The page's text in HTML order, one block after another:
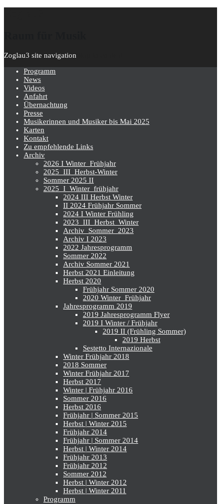
Zoglau3 site navigation
Programm
News
Videos
Anfahrt
Übernachtung
Presse
Musikerinnen und Musiker bis Mai 2025
Karten
Kontakt
Zu empfehlende Links
Archiv
2026 I Winter_Frühjahr
2025_III_Herbst-Winter
Sommer 2025 II
2025_I_Winter_frühjahr
2024 III Herbst Winter
II 2024 Frühjahr Sommer
2024 I Winter Frühling
2023_III_Herbst_Winter
Archiv_Sommer_2023
Archiv I 2023
2022 Jahresprogramm
Sommer 2022
Archiv Sommer 2021
Herbst 2021 Einleitung
Herbst 2020
Frühjahr Sommer 2020
2020 Winter_Frühjahr
Jahresprogramm 2019
2019 Jahresprogramm Flyer
2019 I Winter / Frühjahr
2019 II (Frühling Sommer)
2019 Herbst
Sestetto Internazionale
Winter Frühjahr 2018
2018 Sommer
Winter Frühjahr 2017
Herbst 2017
Winter | Frühjahr 2016
Sommer 2016
Herbst 2016
Frühjahr | Sommer 2015
Herbst | Winter 2015
Frühjahr 2014
Frühjahr | Sommer 2014
Herbst | Winter 2014
Frühjahr 2013
Frühjahr 2012
Sommer 2012
Herbst | Winter 2012
Herbst | Winter 2011
Programm